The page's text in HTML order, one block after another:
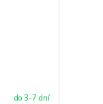
do 3-7 dní